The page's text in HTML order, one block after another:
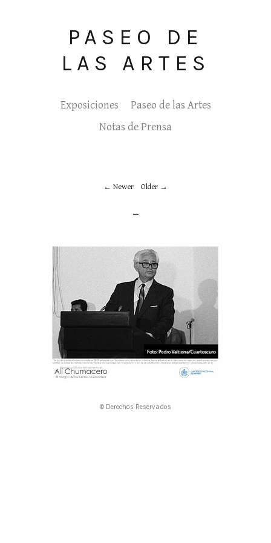
PASEO DE
LAS ARTES
Exposiciones
Paseo de las Artes
Notas de Prensa
Newer Older
_
© Derechos Reservados